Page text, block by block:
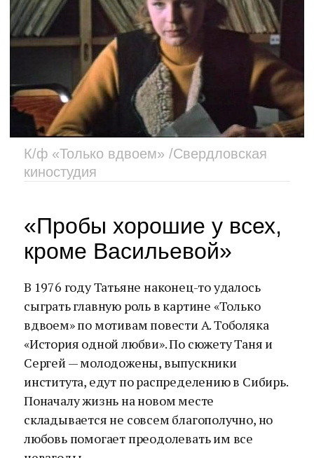
К/ф «Только вдвоем» /Свердловская
киностудия
«Пробы хорошие у всех,
кроме Васильевой»
В 1976 году Татьяне наконец-то удалось
сыграть главную роль в картине «Только
вдвоем» по мотивам повести А. Тоболяка
«История одной любви». По сюжету Таня и
Сергей — молодожены, выпускники
института, едут по распределению в Сибирь.
Поначалу жизнь на новом месте
складывается не совсем благополучно, но
любовь помогает преодолевать им все